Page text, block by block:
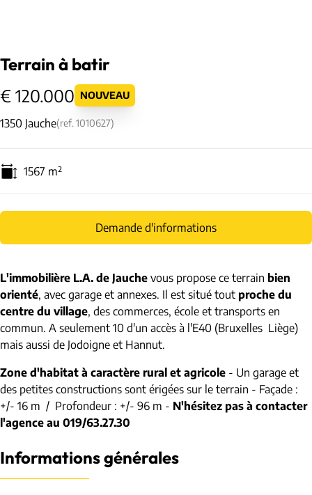
Terrain à batir
€ 120.000 NOUVEAU
1350 Jauche(ref. 1010627)
1567 m²
Demande d'informations
L'immobilière L.A. de Jauche vous propose ce terrain bien
orienté, avec garage et annexes. Il est situé tout proche du
centre du village, des commerces, école et transports en
commun. A seulement 10 d'un accès à l'E40 (Bruxelles Liège)
mais aussi de Jodoigne et Hannut.
Zone d'habitat à caractère rural et agricole - Un garage et
des petites constructions sont érigées sur le terrain - Façade :
+/- 16 m / Profondeur : +/- 96 m - N'hésitez pas à contacter
l'agence au 019/63.27.30
Informations générales